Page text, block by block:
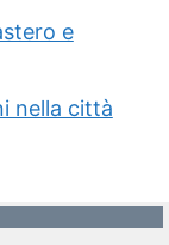
e
nella città